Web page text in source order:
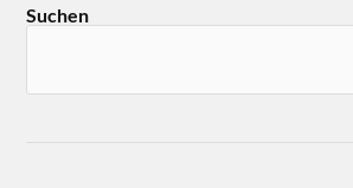
Suchen